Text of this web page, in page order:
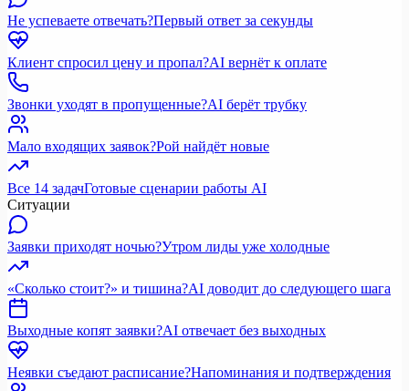
Не успеваете отвечать?Первый ответ за секунды
Клиент спросил цену и пропал?AI вернёт к оплате
Звонки уходят в пропущенные?AI берёт трубку
Мало входящих заявок?Рой найдёт новые
Все 14 задачГотовые сценарии работы AI
Ситуации
Заявки приходят ночью?Утром лиды уже холодные
«Сколько стоит?» и тишина?AI доводит до следующего шага
Выходные копят заявки?AI отвечает без выходных
Неявки съедают расписание?Напоминания и подтверждения